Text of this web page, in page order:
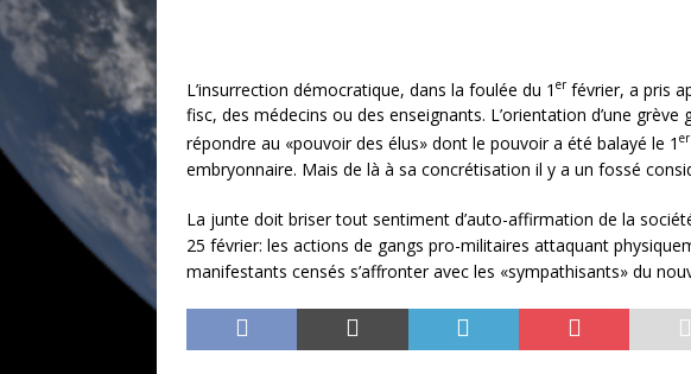
L’insurrection démocratique, dans la foulée du 1 erfévrier, a pris
fisc, des médecins ou des enseignants. L’orientation d’une
répondre au «pouvoir des élus» dont le pouvoir a été balayé le 1 er
embryonnaire. Mais de là à sa concrétisation il y a un fossé
La junte doit briser tout sentiment d’auto-affirmation de la
25 février: les actions de gangs pro-militaires attaquant
manifestants censés s’affronter avec les «sympathisants» du